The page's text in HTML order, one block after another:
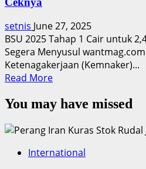
setnis June 27, 2025
BSU 2025 Tahap 1 Cair untuk
Segera Menyusul
Ketenagakerjaan (Kemnaker)...
Read MoreRead
about
2025
Cair,
You may have missed
International